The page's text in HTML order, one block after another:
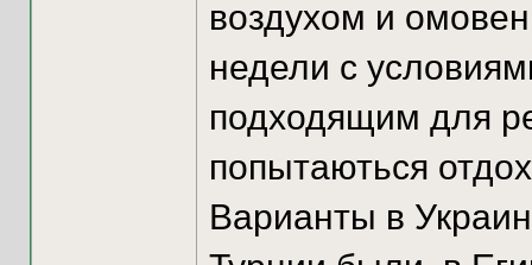
воздухом и
недели с
подходящим для
попытаються
Варианты в